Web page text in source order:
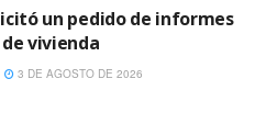
un pedido de informes
vivienda
3 DE AGOSTO DE 2026